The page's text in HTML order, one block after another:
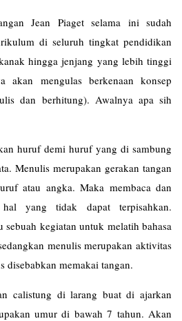
Jean Piaget selama ini sudah
di seluruh tingkat pendidikan
hingga jenjang yang lebih tinggi
mengulas berkenaan konsep
dan berhitung). Awalnya apa sih
huruf demi huruf yang di sambung
Menulis merupakan gerakan tangan
atau angka. Maka membaca dan
yang tidak dapat terpisahkan.
sebuah kegiatan untuk melatih bahasa
menulis merupakan aktivitas
memakai tangan.
calistung di larang buat di ajarkan
umur di bawah 7 tahun. Akan